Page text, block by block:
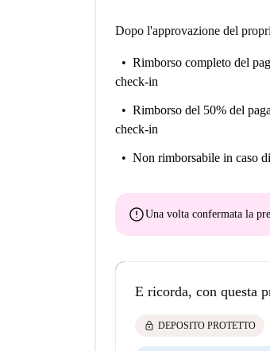
Dopo l'approvazione del
Rimborso completo del
check-in
Rimborso del 50% del
check-in
Non rimborsabile in caso
errorUna volta confermata la
E ricorda, con questa
lock DEPOSITO PROTETTO